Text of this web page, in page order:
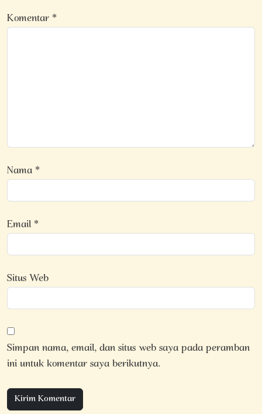
Komentar*
Nama*
Email*
Situs Web
Simpan nama, email, dan situs web saya pada peramban
ini untuk komentar saya berikutnya.